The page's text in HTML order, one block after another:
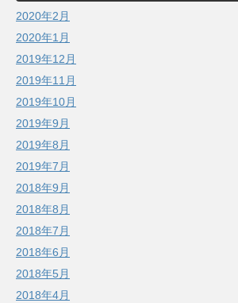
2020年2月
2020年1月
2019年12月
2019年11月
2019年10月
2019年9月
2019年8月
2019年7月
2018年9月
2018年8月
2018年7月
2018年6月
2018年5月
2018年4月